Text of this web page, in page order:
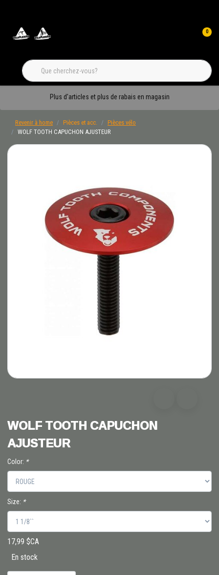
0
Plus d'articles et plus de rabais en magasin
Revenir à home Pièces et acc.
Pièces vélo
WOLF TOOTH CAPUCHON AJUSTEUR
WOLF TOOTH CAPUCHON
AJUSTEUR
Color: *
Size: *
17,99 $CA
En stock